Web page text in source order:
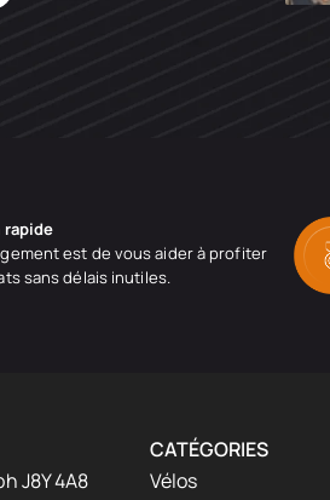
est de vous aider à profiter
sans délais inutiles.
J8Y 4A8
CATÉGORIES
Vélos